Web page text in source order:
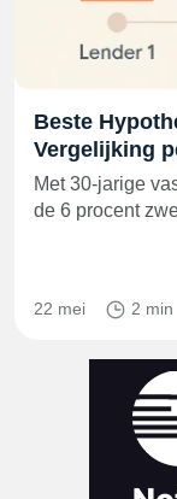
Beste
Vergelijking
Met 30-jarige
de 6 procent
22 mei 2 min